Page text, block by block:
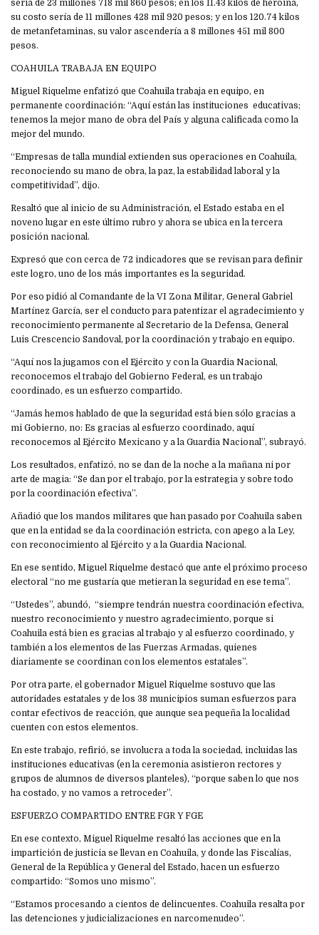
sería de 23 millones 718 mil 860 pesos; en los 11.43 kilos de heroína,
su costo sería de 11 millones 428 mil 920 pesos; y en los 120.74 kilos
de metanfetaminas, su valor ascendería a 8 millones 451 mil 800
pesos.
COAHUILA TRABAJA EN EQUIPO
Miguel Riquelme enfatizó que Coahuila trabaja en equipo, en
permanente coordinación: “Aquí están las instituciones educativas;
tenemos la mejor mano de obra del País y alguna calificada como la
mejor del mundo.
“Empresas de talla mundial extienden sus operaciones en Coahuila,
reconociendo su mano de obra, la paz, la estabilidad laboral y la
competitividad”, dijo.
Resaltó que al inicio de su Administración, el Estado estaba en el
noveno lugar en este último rubro y ahora se ubica en la tercera
posición nacional.
Expresó que con cerca de 72 indicadores que se revisan para definir
este logro, uno de los más importantes es la seguridad.
Por eso pidió al Comandante de la VI Zona Militar, General Gabriel
Martínez García, ser el conducto para patentizar el agradecimiento y
reconocimiento permanente al Secretario de la Defensa, General
Luis Crescencio Sandoval, por la coordinación y trabajo en equipo.
“Aquí nos la jugamos con el Ejército y con la Guardia Nacional,
reconocemos el trabajo del Gobierno Federal, es un trabajo
coordinado, es un esfuerzo compartido.
“Jamás hemos hablado de que la seguridad está bien sólo gracias a
mi Gobierno, no: Es gracias al esfuerzo coordinado, aquí
reconocemos al Ejército Mexicano y a la Guardia Nacional”, subrayó.
Los resultados, enfatizó, no se dan de la noche a la mañana ni por
arte de magia: “Se dan por el trabajo, por la estrategia y sobre todo
por la coordinación efectiva”.
Añadió que los mandos militares que han pasado por Coahuila saben
que en la entidad se da la coordinación estricta, con apego a la Ley,
con reconocimiento al Ejército y a la Guardia Nacional.
En ese sentido, Miguel Riquelme destacó que ante el próximo proceso
electoral “no me gustaría que metieran la seguridad en ese tema”.
“Ustedes”, abundó, “siempre tendrán nuestra coordinación efectiva,
nuestro reconocimiento y nuestro agradecimiento, porque si
Coahuila está bien es gracias al trabajo y al esfuerzo coordinado, y
también a los elementos de las Fuerzas Armadas, quienes
diariamente se coordinan con los elementos estatales”.
Por otra parte, el gobernador Miguel Riquelme sostuvo que las
autoridades estatales y de los 38 municipios suman esfuerzos para
contar efectivos de reacción, que aunque sea pequeña la localidad
cuenten con estos elementos.
En este trabajo, refirió, se involucra a toda la sociedad, incluidas las
instituciones educativas (en la ceremonia asistieron rectores y
grupos de alumnos de diversos planteles), “porque saben lo que nos
ha costado, y no vamos a retroceder”.
ESFUERZO COMPARTIDO ENTRE FGR Y FGE
En ese contexto, Miguel Riquelme resaltó las acciones que en la
impartición de justicia se llevan en Coahuila, y donde las Fiscalías,
General de la República y General del Estado, hacen un esfuerzo
compartido: “Somos uno mismo”.
“Estamos procesando a cientos de delincuentes. Coahuila resalta por
las detenciones y judicializaciones en narcomenudeo”.